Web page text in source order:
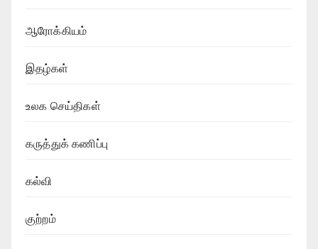
ஆரோக்கியம்
இதழ்கள்
உலக செய்திகள்
கருத்துக் கணிப்பு
கல்வி
குற்றம்